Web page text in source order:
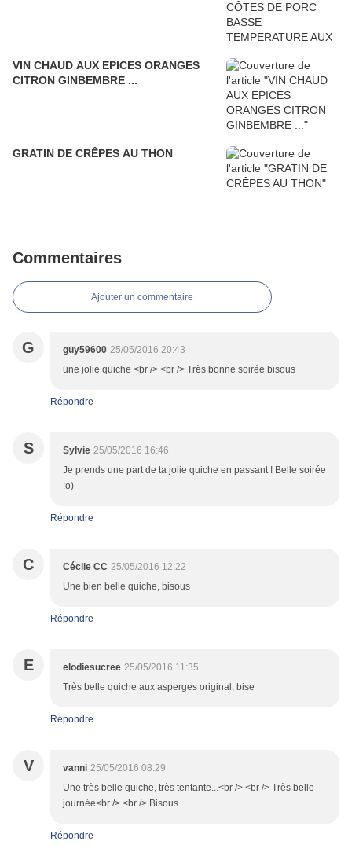
VIN CHAUD AUX EPICES ORANGES
CITRON GINBEMBRE ...
GRATIN DE CRÊPES AU THON
Commentaires
Ajouter un commentaire
G guy59600 25/05/2016 20:43
une jolie quiche <br /> <br /> Très bonne soirée bisous
Répondre
S Sylvie 25/05/2016 16:46
Je prends une part de ta jolie quiche en passant ! Belle soirée
:o)
Répondre
C Cécile CC 25/05/2016 12:22
Une bien belle quiche, bisous
Répondre
E elodiesucree 25/05/2016 11:35
Très belle quiche aux asperges original, bise
Répondre
V vanni 25/05/2016 08:29
Une très belle quiche, très tentante...<br /> <br /> Très belle
journée<br /> <br /> Bisous.
Répondre